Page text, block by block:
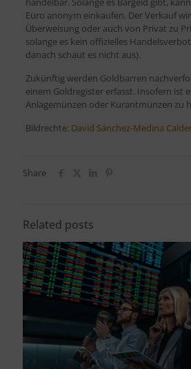
Euro anonym einkaufen. Der Verkauf
Überweisung oder auch von Privat zu
solange es kein offizielles
danach schaut es nicht aus).
Zukünftig werden Goldbarren
einem Goldregister erfasst. Insofern ist
Anlagemünzen oder Kurantmünzen zu
Bildrechte: David Sánchez-Medina
Share
Related posts